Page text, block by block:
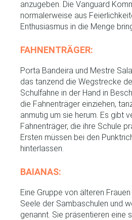
anzugeben. Die Vanguard
normalerweise aus
Enthusiasmus in die Menge
FAHNENTRÄGER:
Porta Bandeira und Mestre
das tanzend die Wegstrecke
Schulfahne in der Hand in
die Fahnenträger einziehen,
anmutig um sie herum. Es gibt
Fahnenträger, die ihre Schule
Ersten müssen bei den
hinterlassen.
BAIANAS:
Eine Gruppe von älteren
Seele der Sambaschulen und
genannt. Sie präsentieren eine